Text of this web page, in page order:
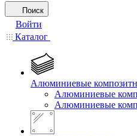
Поиск
Войти
Каталог
Алюминиевые
Алюминиевые
Алюминиевые